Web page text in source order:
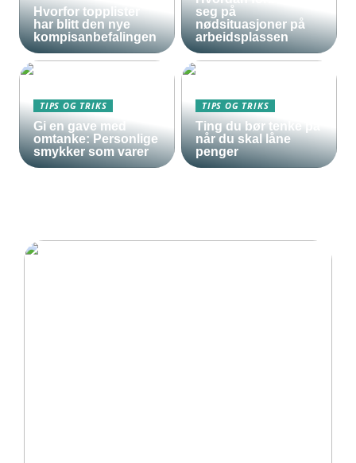
Hvorfor topplister
har blitt den nye
kompisanbefalingen
seg på
nødsituasjoner på
arbeidsplassen
TIPS OG TRIKS
Gi en gave med
omtanke: Personlige
smykker som varer
TIPS OG TRIKS
Ting du bør tenke på
når du skal låne
penger